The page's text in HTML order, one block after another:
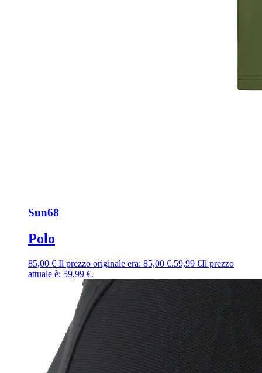
Sun68
Polo
85,00€ Il prezzo originale era: 85,00 €.59,99 €Il prezzo
attuale è: 59,99 €.